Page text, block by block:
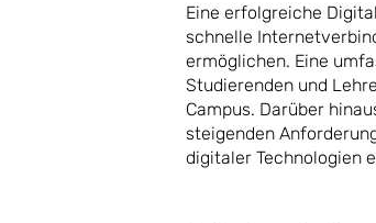
Eine erfolgreiche
schnelle
ermöglichen. Eine
Studierenden und
Campus. Darüber
steigenden
digitaler Technologien